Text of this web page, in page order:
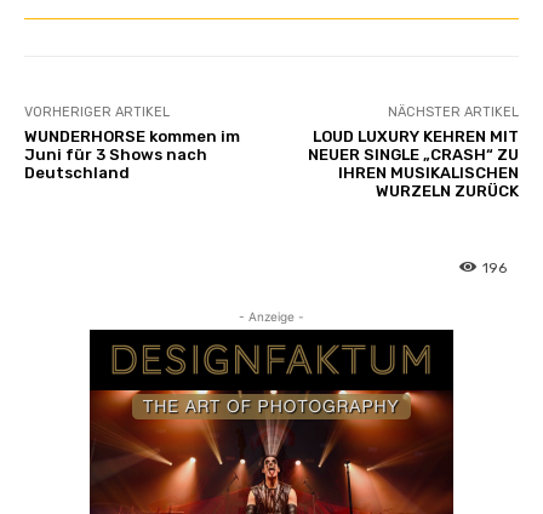
VORHERIGER ARTIKEL
WUNDERHORSE kommen im
Juni für 3 Shows nach
Deutschland
NÄCHSTER ARTIKEL
LOUD LUXURY KEHREN MIT
NEUER SINGLE „CRASH“ ZU
IHREN MUSIKALISCHEN
WURZELN ZURÜCK
196
- Anzeige -